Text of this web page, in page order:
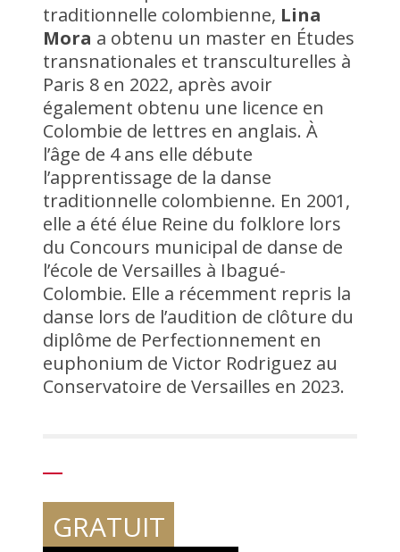
traditionnelle colombienne, Lina
Mora a obtenu un master en Études
transnationales et transculturelles à
Paris 8 en 2022, après avoir
également obtenu une licence en
Colombie de lettres en anglais. À
l’âge de 4 ans elle débute
l’apprentissage de la danse
traditionnelle colombienne. En 2001,
elle a été élue Reine du folklore lors
du Concours municipal de danse de
l’école de Versailles à Ibagué-
Colombie. Elle a récemment repris la
danse lors de l’audition de clôture du
diplôme de Perfectionnement en
euphonium de Victor Rodriguez au
Conservatoire de Versailles en 2023.
GRATUIT